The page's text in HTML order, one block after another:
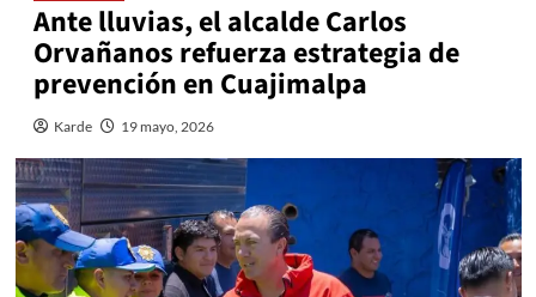
Ante lluvias, el alcalde Carlos
Orvañanos refuerza estrategia de
prevención en Cuajimalpa
Karde 19 mayo, 2026